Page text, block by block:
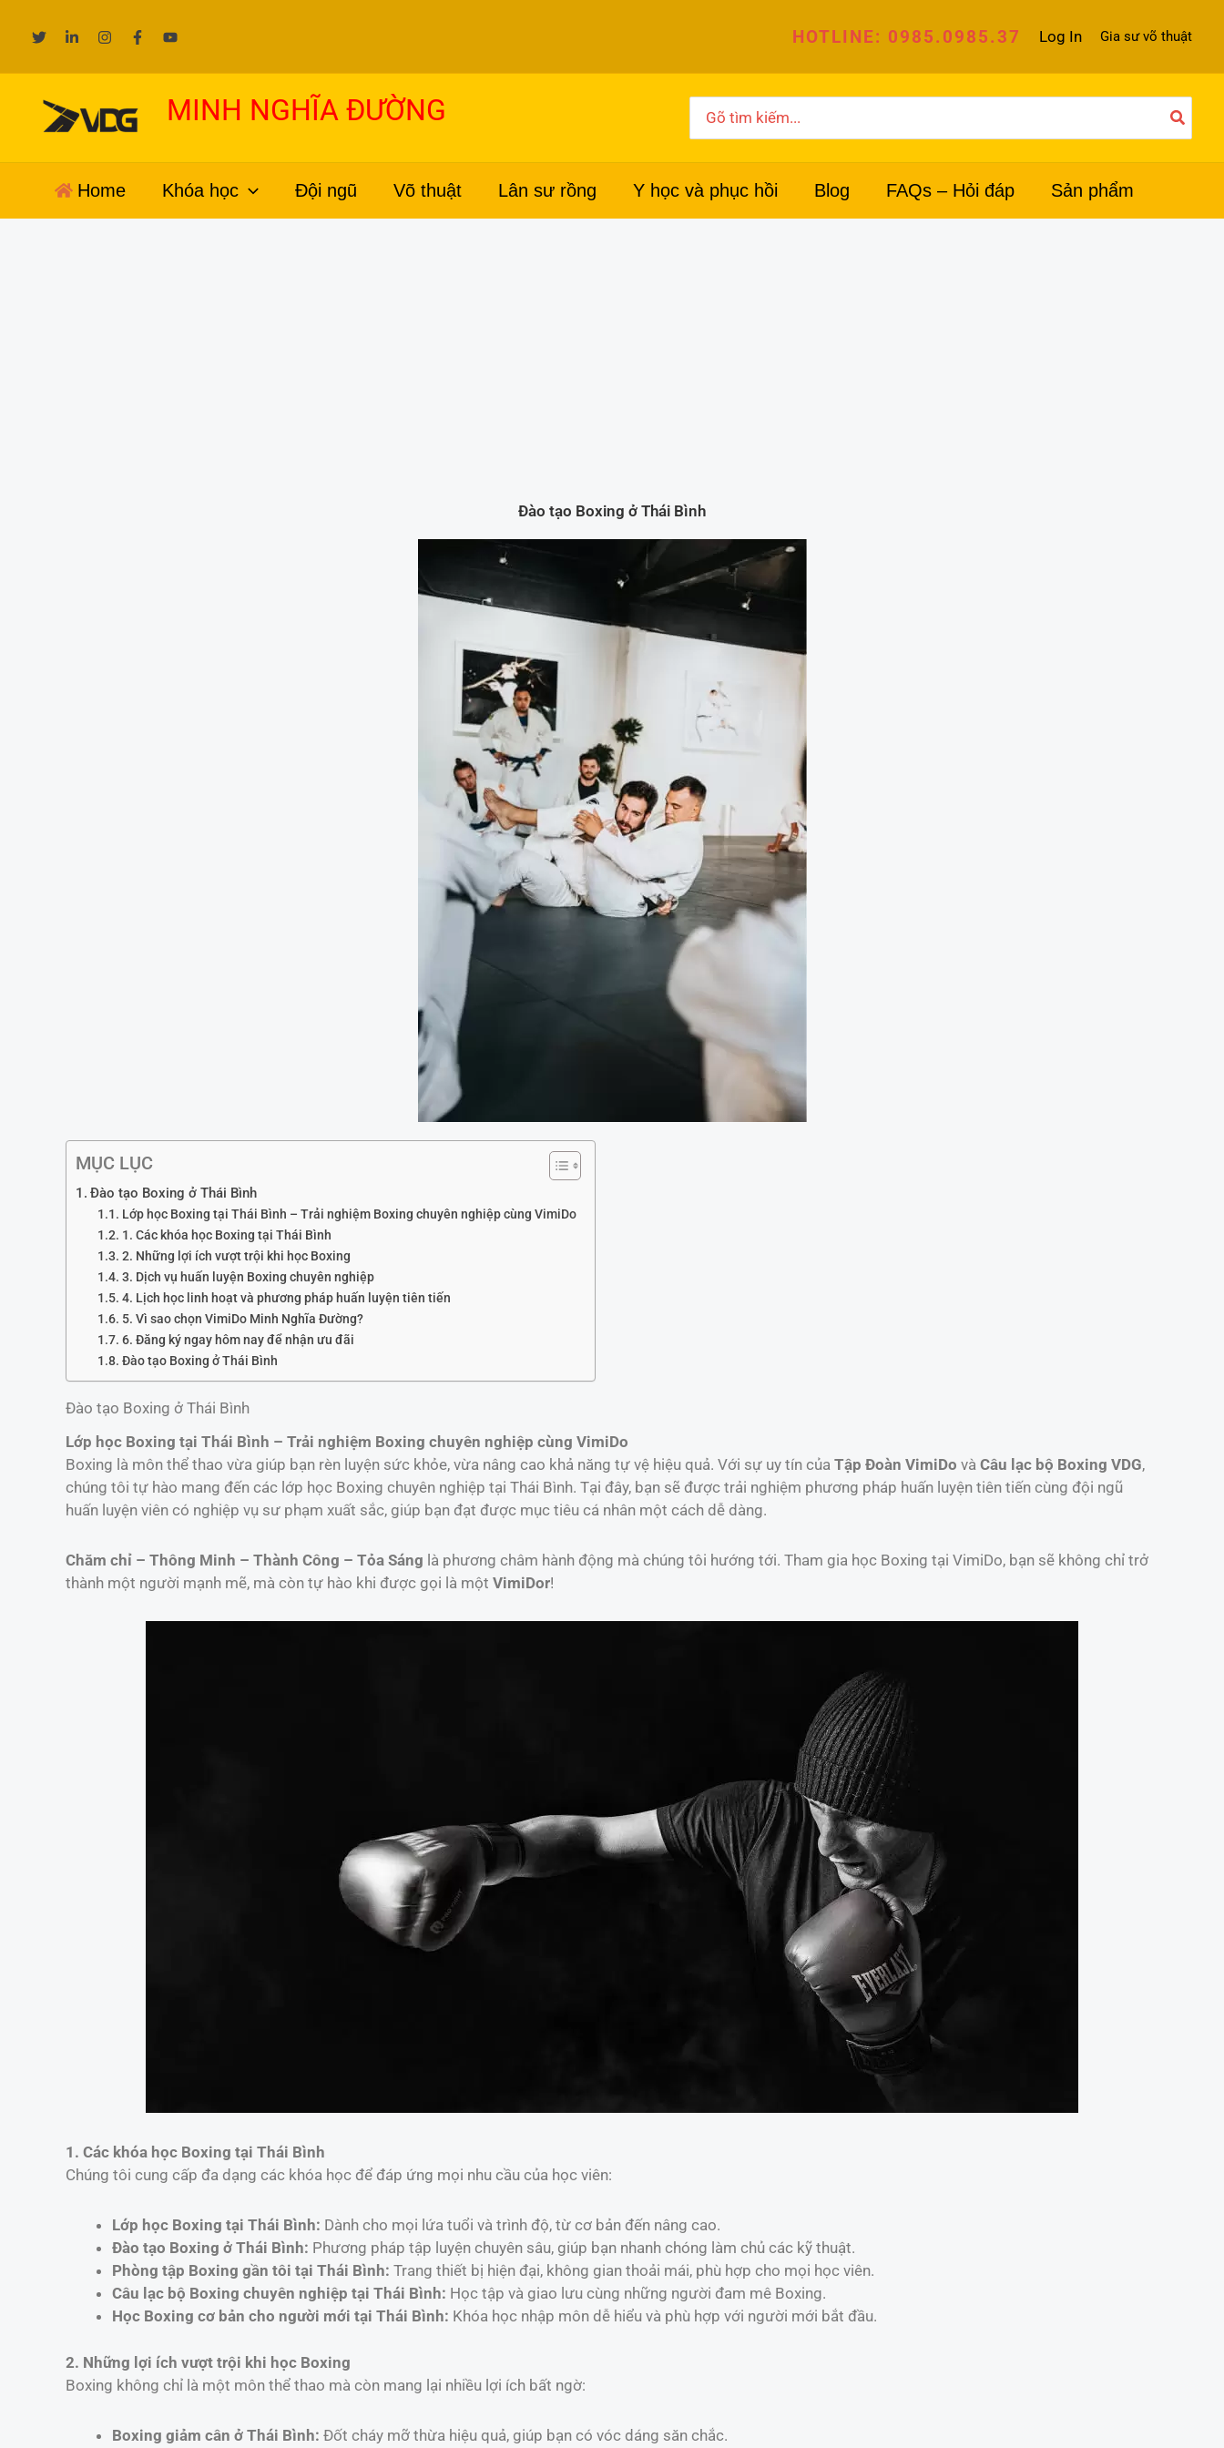
dung
HOTLINE: 0985.0985.37 Log In Gia sư võ thuật
MINH NGHĨA ĐƯỜNG
for:
Home Khóa học Đội ngũ Võ thuật Lân sư rồng Y học và phục hồi Blog FAQs – Hỏi đáp Sản phẩm
Đào tạo Boxing ở Thái Bình
MỤC LỤC
Đào tạo Boxing ở Thái Bình
Lớp học Boxing tại Thái Bình – Trải nghiệm Boxing chuyên nghiệp cùng VimiDo
1. Các khóa học Boxing tại Thái Bình
2. Những lợi ích vượt trội khi học Boxing
3. Dịch vụ huấn luyện Boxing chuyên nghiệp
4. Lịch học linh hoạt và phương pháp huấn luyện tiên tiến
5. Vì sao chọn VimiDo Minh Nghĩa Đường?
6. Đăng ký ngay hôm nay để nhận ưu đãi
Đào tạo Boxing ở Thái Bình
Đào tạo Boxing ở Thái Bình
Lớp học Boxing tại Thái Bình – Trải nghiệm Boxing chuyên nghiệp cùng VimiDo
Boxing là môn thể thao vừa giúp bạn rèn luyện sức khỏe, vừa nâng cao khả năng tự vệ hiệu quả. Với sự uy tín của Tập Đoàn VimiDo và Câu lạc bộ Boxing VDG,
chúng tôi tự hào mang đến các lớp học Boxing chuyên nghiệp tại Thái Bình. Tại đây, bạn sẽ được trải nghiệm phương pháp huấn luyện tiên tiến cùng đội ngũ
huấn luyện viên có nghiệp vụ sư phạm xuất sắc, giúp bạn đạt được mục tiêu cá nhân một cách dễ dàng.
Chăm chỉ – Thông Minh – Thành Công – Tỏa Sáng là phương châm hành động mà chúng tôi hướng tới. Tham gia học Boxing tại VimiDo, bạn sẽ không chỉ trở
thành một người mạnh mẽ, mà còn tự hào khi được gọi là một VimiDor!
1. Các khóa học Boxing tại Thái Bình
Chúng tôi cung cấp đa dạng các khóa học để đáp ứng mọi nhu cầu của học viên:
Lớp học Boxing tại Thái Bình: Dành cho mọi lứa tuổi và trình độ, từ cơ bản đến nâng cao.
Đào tạo Boxing ở Thái Bình: Phương pháp tập luyện chuyên sâu, giúp bạn nhanh chóng làm chủ các kỹ thuật.
Phòng tập Boxing gần tôi tại Thái Bình: Trang thiết bị hiện đại, không gian thoải mái, phù hợp cho mọi học viên.
Câu lạc bộ Boxing chuyên nghiệp tại Thái Bình: Học tập và giao lưu cùng những người đam mê Boxing.
Học Boxing cơ bản cho người mới tại Thái Bình: Khóa học nhập môn dễ hiểu và phù hợp với người mới bắt đầu.
2. Những lợi ích vượt trội khi học Boxing
Boxing không chỉ là một môn thể thao mà còn mang lại nhiều lợi ích bất ngờ:
Boxing giảm cân ở Thái Bình: Đốt cháy mỡ thừa hiệu quả, giúp bạn có vóc dáng săn chắc.